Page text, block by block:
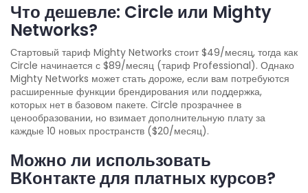
Что дешевле: Circle или Mighty
Networks?
Стартовый тариф Mighty Networks стоит $49/месяц, тогда как
Circle начинается с $89/месяц (тариф Professional). Однако
Mighty Networks может стать дороже, если вам потребуются
расширенные функции брендирования или поддержка,
которых нет в базовом пакете. Circle прозрачнее в
ценообразовании, но взимает дополнительную плату за
каждые 10 новых пространств ($20/месяц).
Можно ли использовать
ВКонтакте для платных курсов?